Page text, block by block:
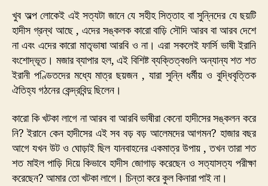
খুব অল্প লোকেই এই সত্যটা জানে যে সহীহ সিত্তাহ বা সুন্নিদের যে ছয়টি
হাদীস গ্রন্থ আছে , এদের সঙ্কলক কারো বাড়ি সৌদি আরব বা আরব দেশে
না এবং এদের কারো মাতৃভাষা আরবি ও না। এরা সকলেই ফার্সি ভাষী ইরানি
বংশোদ্ভূত। মজার ব্যাপার হল, এই বিশিষ্ট ব্যক্তিত্বগুলি অন্যান্য শত শত
ইরানী পণ্ডিতদের মধ্যে মাত্র ছয়জন , যারা সুন্নি ধর্মীয় ও বুদ্ধিবৃত্তিক
ঐতিহ্য গঠনের কেন্দ্রবিন্দু ছিলেন।
কারো কি খটকা লাগে না আরব বা আরবি ভাষীরা কেনো হাদীসের সঙ্কলন করে
নি? ইরানে কেন হাদীসের এই সব বড় বড় আলেমদের আগমন? হাজার বছর
আগে যখন উট ও ঘোড়াই ছিল যানবাহনের একমাত্র উপায় , তখন তারা শত
শত মাইল পাড়ি দিয়ে কিভাবে হাদীস জোগাড় করেছেন ও সত্যাসত্য পরীক্ষা
করেছেন? আমার তো খটকা লাগে। চিন্তা করে কুল কিনারা পাই না।